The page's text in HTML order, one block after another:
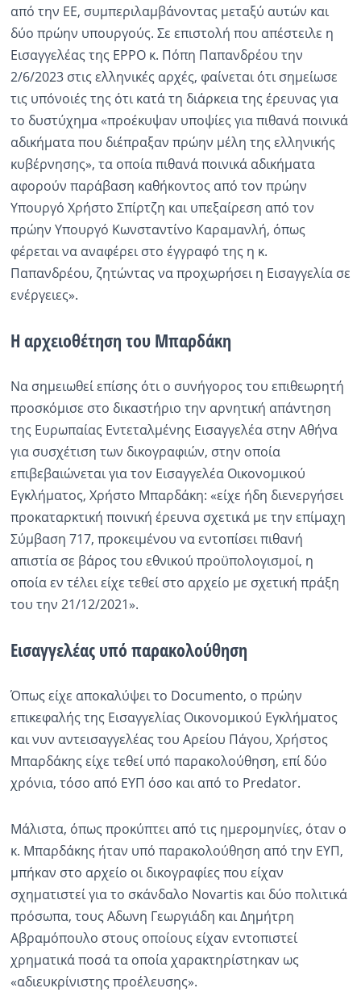
από την ΕΕ, συμπεριλαμβάνοντας μεταξύ αυτών και
δύο πρώην υπουργούς. Σε επιστολή που απέστειλε η
Εισαγγελέας της EPPO κ. Πόπη Παπανδρέου την
2/6/2023 στις ελληνικές αρχές, φαίνεται ότι σημείωσε
τις υπόνοιές της ότι κατά τη διάρκεια της έρευνας για
το δυστύχημα «προέκυψαν υποψίες για πιθανά ποινικά
αδικήματα που διέπραξαν πρώην μέλη της ελληνικής
κυβέρνησης», τα οποία πιθανά ποινικά αδικήματα
αφορούν παράβαση καθήκοντος από τον πρώην
Υπουργό Χρήστο Σπίρτζη και υπεξαίρεση από τον
πρώην Υπουργό Κωνσταντίνο Καραμανλή, όπως
φέρεται να αναφέρει στο έγγραφό της η κ.
Παπανδρέου, ζητώντας να προχωρήσει η Εισαγγελία σε
ενέργειες».
Η αρχειοθέτηση του Μπαρδάκη
Να σημειωθεί επίσης ότι ο συνήγορος του επιθεωρητή
προσκόμισε στο δικαστήριο την αρνητική απάντηση
της Ευρωπαίας Εντεταλμένης Εισαγγελέα στην Αθήνα
για συσχέτιση των δικογραφιών, στην οποία
επιβεβαιώνεται για τον Εισαγγελέα Οικονομικού
Εγκλήματος, Χρήστο Μπαρδάκη: «είχε ήδη διενεργήσει
προκαταρκτική ποινική έρευνα σχετικά με την επίμαχη
Σύμβαση 717, προκειμένου να εντοπίσει πιθανή
απιστία σε βάρος του εθνικού προϋπολογισμοί, η
οποία εν τέλει είχε τεθεί στο αρχείο με σχετική πράξη
του την 21/12/2021».
Εισαγγελέας υπό παρακολούθηση
Όπως είχε αποκαλύψει το Documento, ο πρώην
επικεφαλής της Εισαγγελίας Οικονομικού Εγκλήματος
και νυν αντεισαγγελέας του Αρείου Πάγου, Χρήστος
Μπαρδάκης είχε τεθεί υπό παρακολούθηση, επί δύο
χρόνια, τόσο από ΕΥΠ όσο και από το Predator.
Μάλιστα, όπως προκύπτει από τις ημερομηνίες, όταν ο
κ. Μπαρδάκης ήταν υπό παρακολούθηση από την ΕΥΠ,
μπήκαν στο αρχείο οι δικογραφίες που είχαν
σχηματιστεί για το σκάνδαλο Novartis και δύο πολιτικά
πρόσωπα, τους Αδωνη Γεωργιάδη και Δημήτρη
Αβραμόπουλο στους οποίους είχαν εντοπιστεί
χρηματικά ποσά τα οποία χαρακτηρίστηκαν ως
«αδιευκρίνιστης προέλευσης».